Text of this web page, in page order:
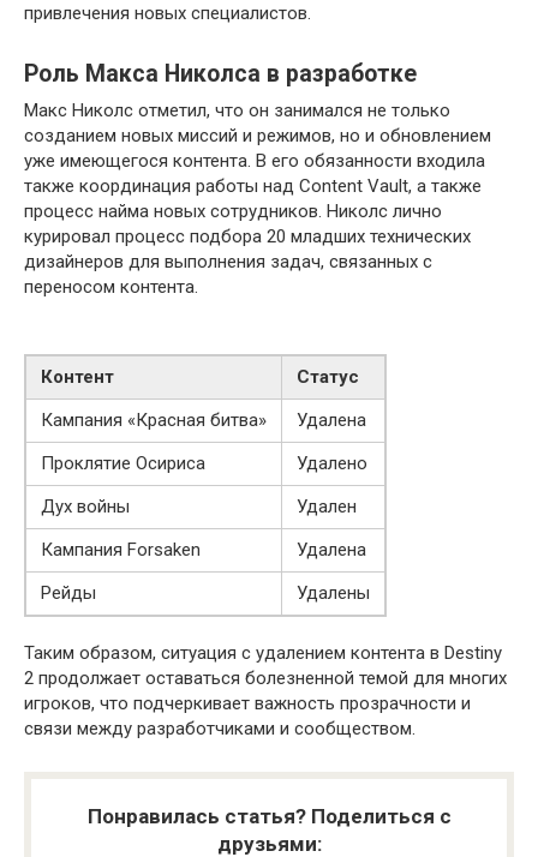
привлечения новых специалистов.
Роль Макса Николса в разработке
Макс Николс отметил, что он занимался не только
созданием новых миссий и режимов, но и обновлением
уже имеющегося контента. В его обязанности входила
также координация работы над Content Vault, а также
процесс найма новых сотрудников. Николс лично
курировал процесс подбора 20 младших технических
дизайнеров для выполнения задач, связанных с
переносом контента.
Контент
Статус
Кампания «Красная битва»
Удалена
Проклятие Осириса
Удалено
Дух войны
Удален
Кампания Forsaken
Удалена
Рейды
Удалены
Таким образом, ситуация с удалением контента в Destiny
2 продолжает оставаться болезненной темой для многих
игроков, что подчеркивает важность прозрачности и
связи между разработчиками и сообществом.
Понравилась статья? Поделиться с
друзьями: